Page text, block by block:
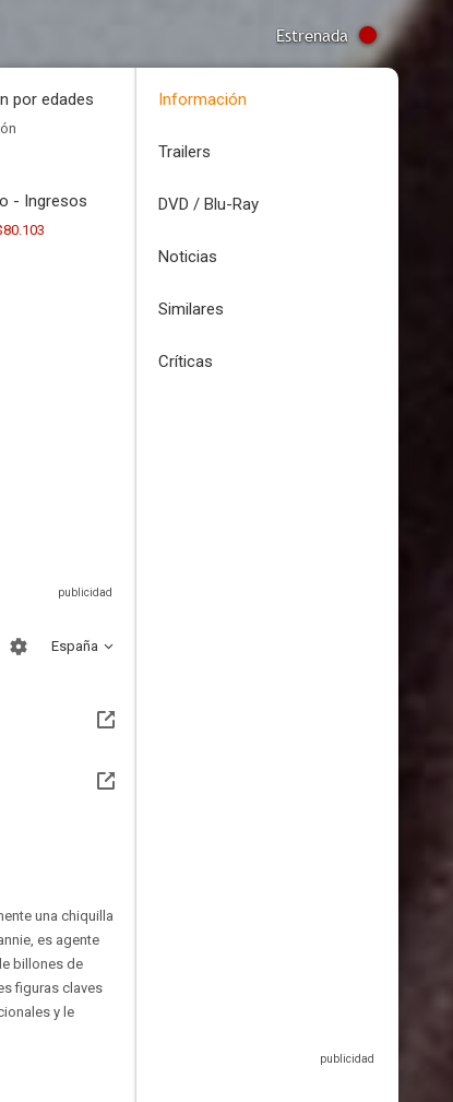
Estrenada
por edades
- Ingresos
España
una chiquilla
es agente
billones de
figuras claves
y le
Información
Trailers
DVD / Blu-Ray
Noticias
Similares
Críticas